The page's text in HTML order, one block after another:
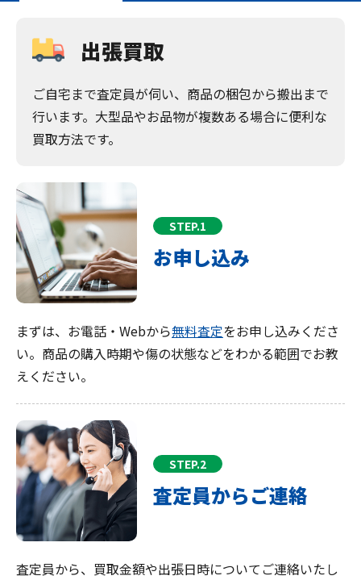
出張買取
ご自宅まで査定員が伺い、商品の梱包から搬出まで
行います。大型品やお品物が複数ある場合に便利な
買取方法です。
STEP.1
お申し込み
まずは、お電話・Webから無料査定をお申し込みくださ
い。商品の購入時期や傷の状態などをわかる範囲でお教
えください。
STEP.2
査定員からご連絡
査定員から、買取金額や出張日時についてご連絡いたし